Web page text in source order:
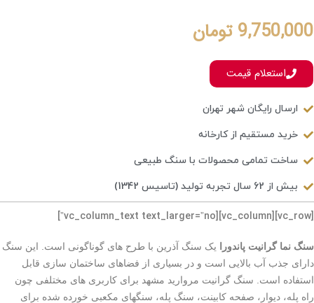
9,750,000 تومان
استعلام قیمت
ارسال رایگان شهر تهران
خرید مستقیم از کارخانه
ساخت تمامی محصولات با سنگ طبیعی
بیش از 62 سال تجربه تولید (تاسیس 1342)
[vc_row][vc_column][vc_column_text text_larger=”no”]
سنگ نما گرانیت پاندورا یک سنگ آذرین با طرح های گوناگونی است. این سنگ
دارای جذب آب بالایی است و در بسیاری از فضاهای ساختمان سازی قابل
استفاده است. سنگ گرانیت مروارید مشهد برای کاربری های مختلفی چون
راه پله، دیوار، صفحه کابینت، سنگ پله، سنگهای مکعبی خورده شده برای